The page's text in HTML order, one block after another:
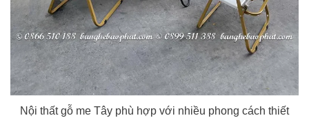
Nội thất gỗ me Tây phù hợp với nhiều phong cách thiết